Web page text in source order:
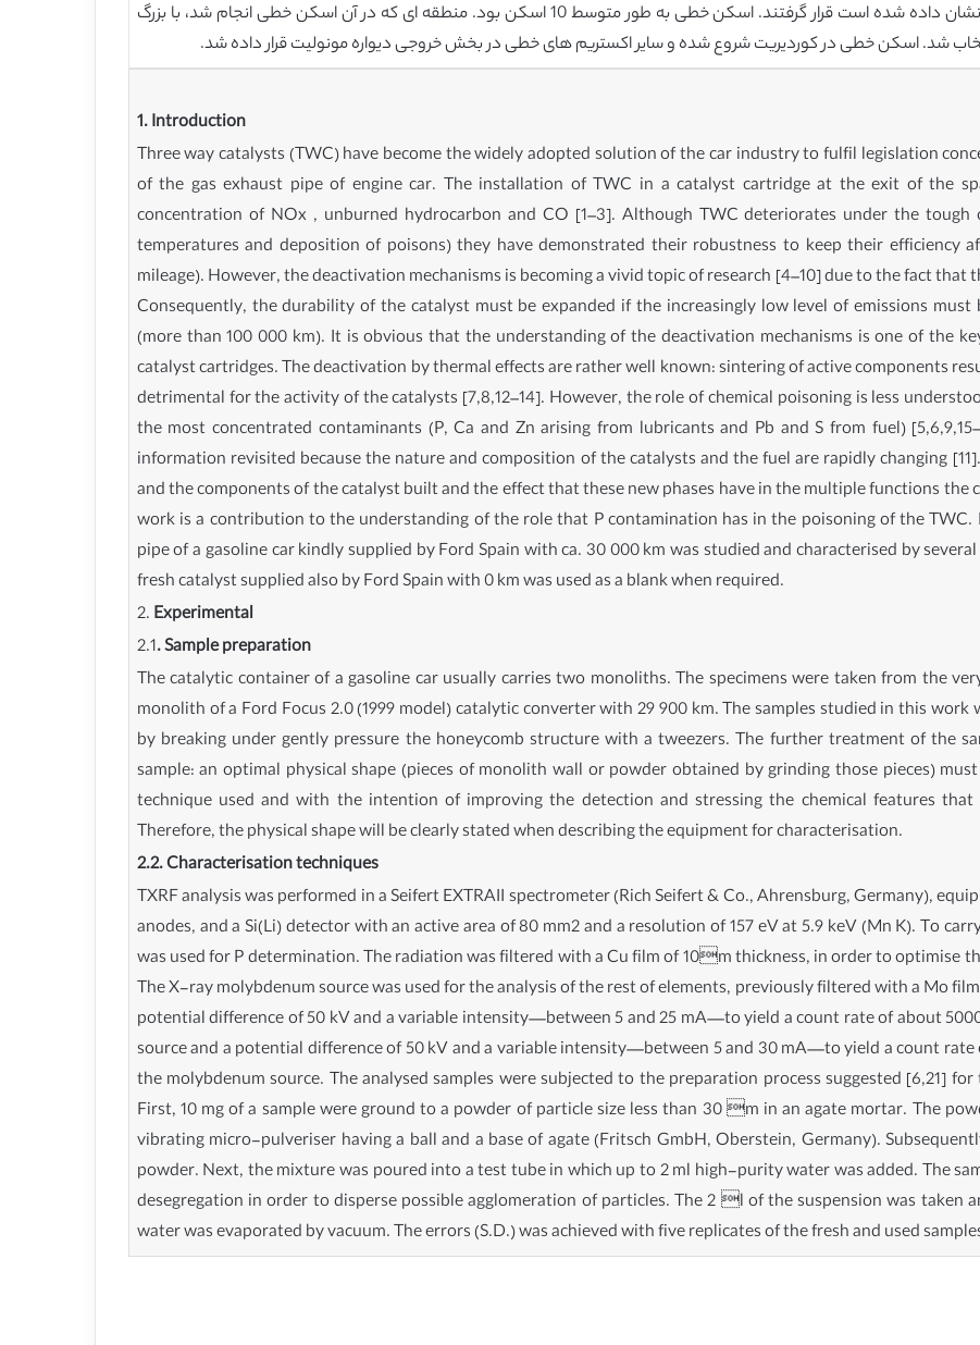
قطعات در گیرنده نمونه همانند آن چه که در شکل نشان داده شده است قرار گرفتند. اسکن خطی به طور متوسط 10 اسکن بود. منطقه ای که در آن اسکن خطی انجام شد، با بزرگ
1. Introduction
Three way catalysts (TWC) have become the widely adopted solution of the car industry to fulfil legislation
of the gas exhaust pipe of engine car. The installation of TWC in a catalyst cartridge at the exit of the
concentration of NOx , unburned hydrocarbon and CO [1–3]. Although TWC deteriorates under the
temperatures and deposition of poisons) they have demonstrated their robustness to keep their efficiency
mileage). However, the deactivation mechanisms is becoming a vivid topic of research [4–10] due to the fact that
Consequently, the durability of the catalyst must be expanded if the increasingly low level of emissions
(more than 100 000 km). It is obvious that the understanding of the deactivation mechanisms is one of the
catalyst cartridges. The deactivation by thermal effects are rather well known: sintering of active components
detrimental for the activity of the catalysts [7,8,12–14]. However, the role of chemical poisoning is less
the most concentrated contaminants (P, Ca and Zn arising from lubricants and Pb and S from fuel)
information revisited because the nature and composition of the catalysts and the fuel are rapidly changing
and the components of the catalyst built and the effect that these new phases have in the multiple functions the
work is a contribution to the understanding of the role that P contamination has in the poisoning of the
pipe of a gasoline car kindly supplied by Ford Spain with ca. 30 000 km was studied and characterised by
fresh catalyst supplied also by Ford Spain with 0 km was used as a blank when required.
2. Experimental
2.1. Sample preparation
The catalytic container of a gasoline car usually carries two monoliths. The specimens were taken from the
monolith of a Ford Focus 2.0 (1999 model) catalytic converter with 29 900 km. The samples studied in this
by breaking under gently pressure the honeycomb structure with a tweezers. The further treatment of the
sample: an optimal physical shape (pieces of monolith wall or powder obtained by grinding those pieces)
technique used and with the intention of improving the detection and stressing the chemical features
Therefore, the physical shape will be clearly stated when describing the equipment for characterisation.
2.2. Characterisation techniques
TXRF analysis was performed in a Seifert EXTRAII spectrometer (Rich Seifert & Co., Ahrensburg, Germany),
anodes, and a Si(Li) detector with an active area of 80 mm2 and a resolution of 157 eV at 5.9 keV (Mn K). To
was used for P determination. The radiation was filtered with a Cu film of 10m thickness, in order to optimise
The X-ray molybdenum source was used for the analysis of the rest of elements, previously filtered with a Mo
potential difference of 50 kV and a variable intensity—between 5 and 25 mA—to yield a count rate of about
source and a potential difference of 50 kV and a variable intensity—between 5 and 30 mA—to yield a count
the molybdenum source. The analysed samples were subjected to the preparation process suggested [6,21]
First, 10 mg of a sample were ground to a powder of particle size less than 30 m in an agate mortar. The
vibrating micro-pulveriser having a ball and a base of agate (Fritsch GmbH, Oberstein, Germany).
powder. Next, the mixture was poured into a test tube in which up to 2 ml high-purity water was added. The
desegregation in order to disperse possible agglomeration of particles. The 2 l of the suspension was taken
water was evaporated by vacuum. The errors (S.D.) was achieved with five replicates of the fresh and used